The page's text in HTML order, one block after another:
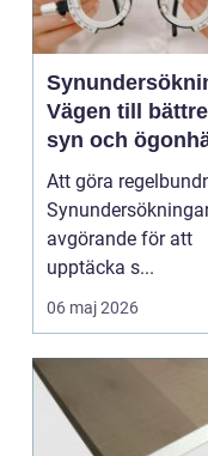
Vägen till bättre
syn och
Att göra
avgörande för att
upptäcka s...
06 maj 2026